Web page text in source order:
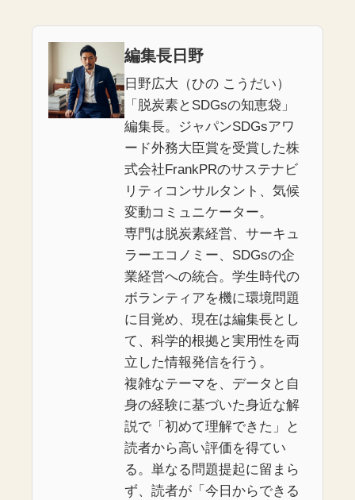
編集長日野
日野広大（ひの こうだい）
「脱炭素とSDGsの知恵袋」
編集長。ジャパンSDGsアワ
ード外務大臣賞を受賞した株
式会社FrankPRのサステナビ
リティコンサルタント、気候
変動コミュニケーター。
専門は脱炭素経営、サーキュ
ラーエコノミー、SDGsの企
業経営への統合。学生時代の
ボランティアを機に環境問題
に目覚め、現在は編集長とし
て、科学的根拠と実用性を両
立した情報発信を行う。
複雑なテーマを、データと自
身の経験に基づいた身近な解
説で「初めて理解できた」と
読者から高い評価を得てい
る。単なる問題提起に留まら
ず、読者が「今日からできる